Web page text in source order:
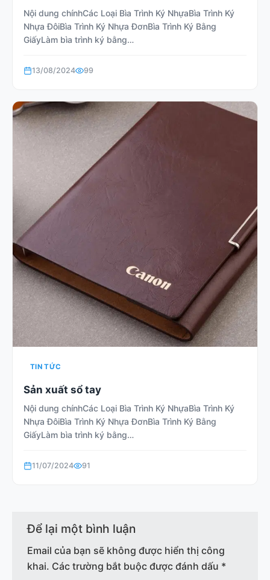
Nội dung chínhCác Loại Bìa Trình Ký NhựaBìa Trình Ký
Nhựa ĐôiBìa Trình Ký Nhựa ĐơnBìa Trình Ký Bằng
GiấyLàm bìa trình ký bằng…
13/08/2024 99
TIN TỨC
Sản xuất sổ tay
Nội dung chínhCác Loại Bìa Trình Ký NhựaBìa Trình Ký
Nhựa ĐôiBìa Trình Ký Nhựa ĐơnBìa Trình Ký Bằng
GiấyLàm bìa trình ký bằng…
11/07/2024 91
Để lại một bình luận
Email của bạn sẽ không được hiển thị công
khai. Các trường bắt buộc được đánh dấu *